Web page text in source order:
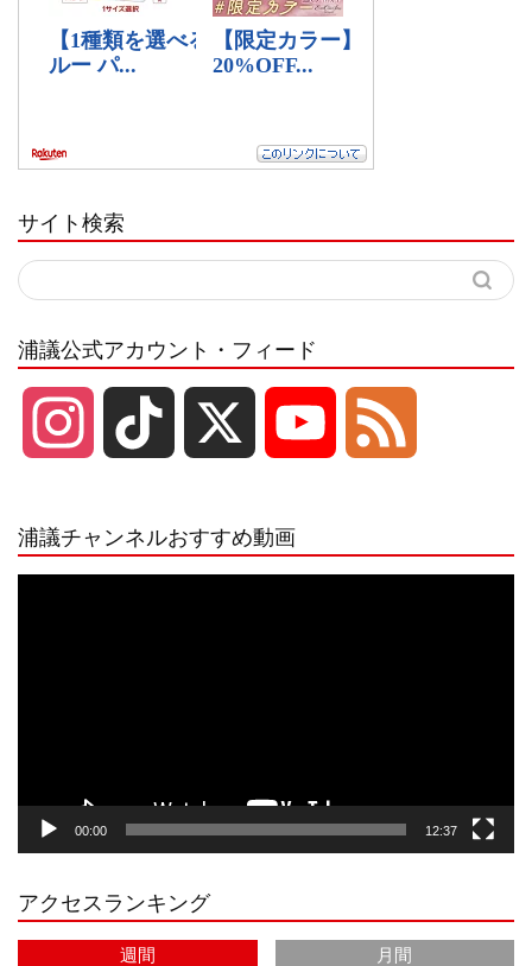
サイト検索
浦議公式アカウント・フィード
r
a
e
C
浦議チャンネルおすすめ動画
00:00 12:37
アクセスランキング
週間
月間